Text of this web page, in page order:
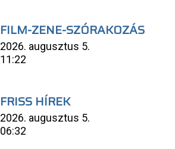
FILM-ZENE-SZÓRAKOZÁS
2026. augusztus 5.
11:22
FRISS HÍREK
2026. augusztus 5.
06:32